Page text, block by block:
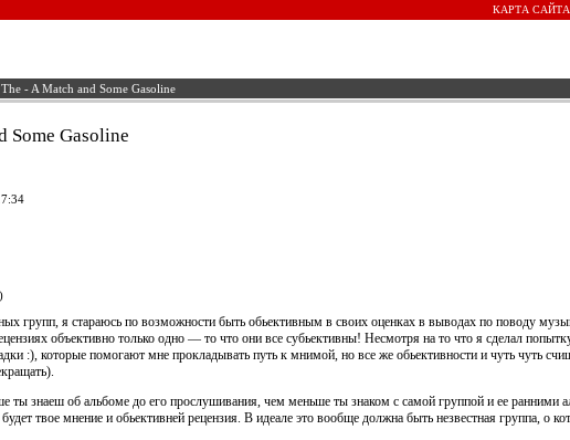
КАРТА САЙТА
- A Match and Some Gasoline
Some Gasoline
групп, я стараюсь по возможности быть обьективным в своих оценках в выводах по поводу
объективно только одно — то что они все субьективны! Несмотря на то что я сделал
:), которые помогают мне прокладывать путь к мнимой, но все же обьективности и чуть чуть
ты знаеш об альбоме до его прослушивания, чем меньше ты знаком с самой группой и ее ранними
твое мнение и обьективней рецензия. В идеале это вообще должна быть незвестная группа, о